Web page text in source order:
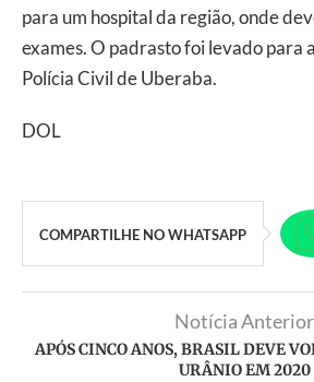
para um hospital da região, onde
exames. O padrasto foi levado para
Polícia Civil de Uberaba.
DOL
COMPARTILHE NO WHATSAPP
Notícia Anterior
APÓS CINCO ANOS, BRASIL DEVE
URÂNIO EM 2020